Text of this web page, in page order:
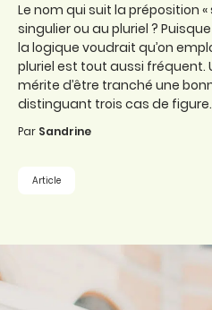
Le nom qui suit la préposition
singulier ou au pluriel ?
la logique voudrait qu’on
pluriel est tout aussi fréquent.
mérite d’être tranché une
distinguant trois cas de figure.
Par Sandrine
Article